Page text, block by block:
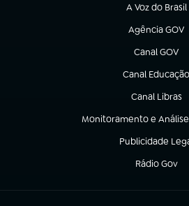
A Voz do Brasil
(abre em nova
Agência GOV
(abre em nova
Canal GOV
(abre em
Canal Educação
(abre em nova
Canal Libras
(abre em nova
Monitoramento e
(abre em nova aba)
Publicidade
(abre em nova
Rádio Gov
(abre em